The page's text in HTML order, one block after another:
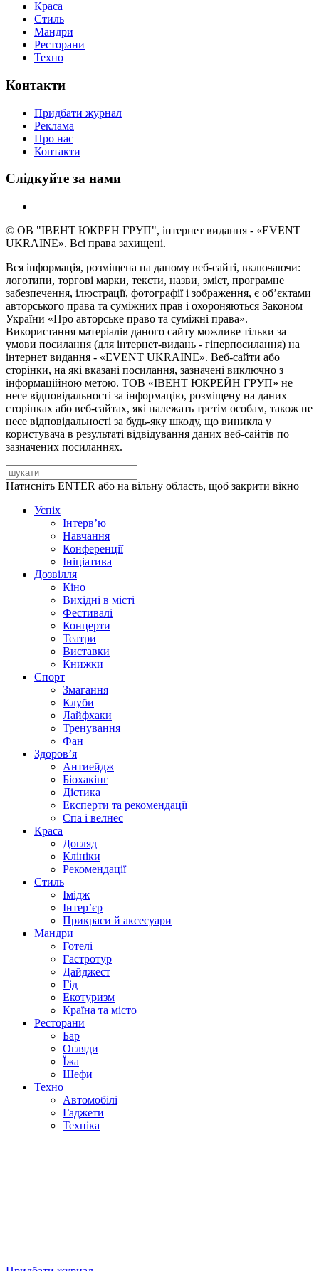
Краса
Стиль
Мандри
Ресторани
Техно
Контакти
Придбати журнал
Реклама
Про нас
Контакти
Слідкуйте за нами
© ОВ "ІВЕНТ ЮКРЕН ГРУП", інтернет видання - «EVENT
UKRAINE». Всі права захищені.
Вся інформація, розміщена на даному веб-сайті, включаючи:
логотипи, торгові марки, тексти, назви, зміст, програмне
забезпечення, ілюстрації, фотографії і зображення, є об’єктами
авторського права та суміжних прав і охороняються Законом
України «Про авторське право та суміжні права».
Використання матеріалів даного сайту можливе тільки за
умови посилання (для інтернет-видань - гіперпосилання) на
інтернет видання - «EVENT UKRAINE». Веб-сайти або
сторінки, на які вказані посилання, зазначені виключно з
інформаційною метою. ТОВ «ІВЕНТ ЮКРЕЙН ГРУП» не
несе відповідальності за інформацію, розміщену на даних
сторінках або веб-сайтах, які належать третім особам, також не
несе відповідальності за будь-яку шкоду, що виникла у
користувача в результаті відвідування даних веб-сайтів по
зазначених посиланнях.
Натисніть ENTER або на вільну область, щоб закрити вікно
Успіх
Інтерв’ю
Навчання
Конференції
Ініціатива
Дозвілля
Кіно
Вихідні в місті
Фестивалі
Концерти
Театри
Виставки
Книжки
Спорт
Змагання
Клуби
Лайфхаки
Тренування
Фан
Здоров’я
Антиейдж
Біохакінг
Дієтика
Експерти та рекомендації
Спа i велнес
Краса
Догляд
Клініки
Рекомендації
Стиль
Імідж
Інтер’єр
Прикраси й аксесуари
Мандри
Готелі
Гастротур
Дайджест
Гід
Екотуризм
Країна та місто
Ресторани
Бар
Огляди
Їжа
Шефи
Техно
Автомобілі
Гаджети
Техніка